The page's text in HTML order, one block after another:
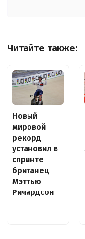
Читайте также:
Новый
мировой
рекорд
установил в
спринте
британец
Мэттью
Ричардсон